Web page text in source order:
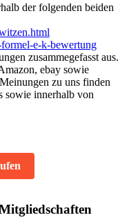
der folgenden beiden
e-k-bewertung
zusammegefasst aus.
ebay sowie
zu uns finden
sowie innerhalb von